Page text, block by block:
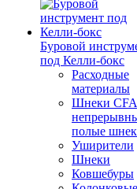
Буровой
под Келли-бокс
Расходные
материалы
Шнеки
полые
Уширители
Шнеки
Ковшебуры